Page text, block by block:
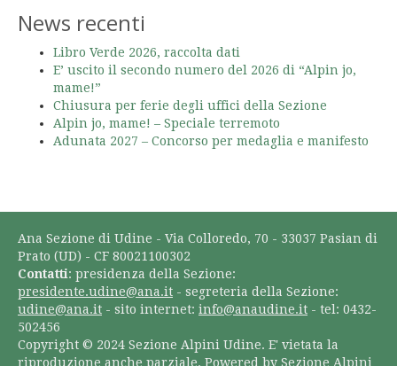
News recenti
Libro Verde 2026, raccolta dati
E’ uscito il secondo numero del 2026 di “Alpin jo,
mame!”
Chiusura per ferie degli uffici della Sezione
Alpin jo, mame! – Speciale terremoto
Adunata 2027 – Concorso per medaglia e manifesto
Ana Sezione di Udine - Via Colloredo, 70 - 33037 Pasian di
Prato (UD) - CF 80021100302
Contatti: presidenza della Sezione:
presidente.udine@ana.it - segreteria della Sezione:
udine@ana.it - sito internet: info@anaudine.it - tel: 0432-
502456
Copyright © 2024 Sezione Alpini Udine. E' vietata la
riproduzione anche parziale. Powered by Sezione Alpini